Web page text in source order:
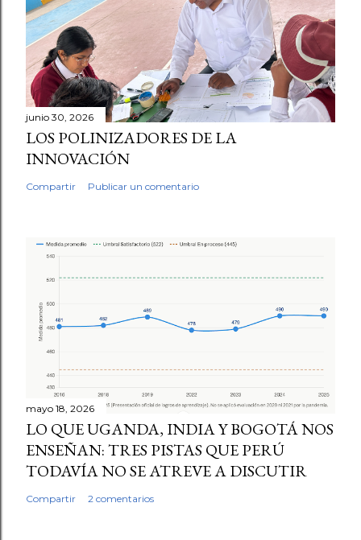
junio 30, 2026
LOS POLINIZADORES DE LA
INNOVACIÓN
Compartir Publicar un comentario
mayo 18, 2026
LO QUE UGANDA, INDIA Y BOGOTÁ NOS
ENSEÑAN: TRES PISTAS QUE PERÚ
TODAVÍA NO SE ATREVE A DISCUTIR
Compartir 2 comentarios